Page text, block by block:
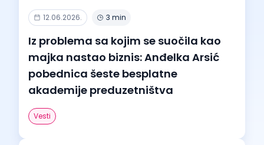
12.06.2026. 3 min
Iz problema sa kojim se suočila kao
majka nastao biznis: Anđelka Arsić
pobednica šeste besplatne
akademije preduzetništva
Vesti